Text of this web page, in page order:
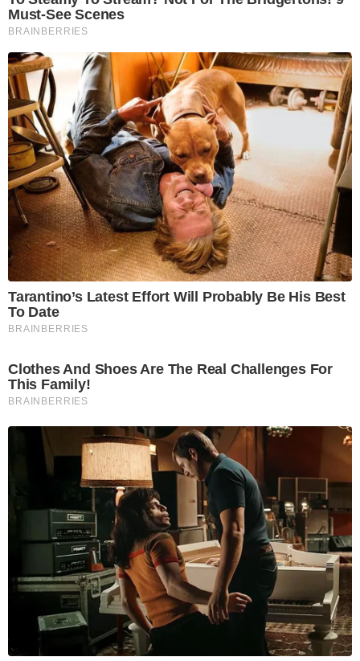
Must-See Scenes
BRAINBERRIES
Tarantino’s Latest Effort Will Probably Be His Best
To Date
BRAINBERRIES
Clothes And Shoes Are The Real Challenges For
This Family!
BRAINBERRIES